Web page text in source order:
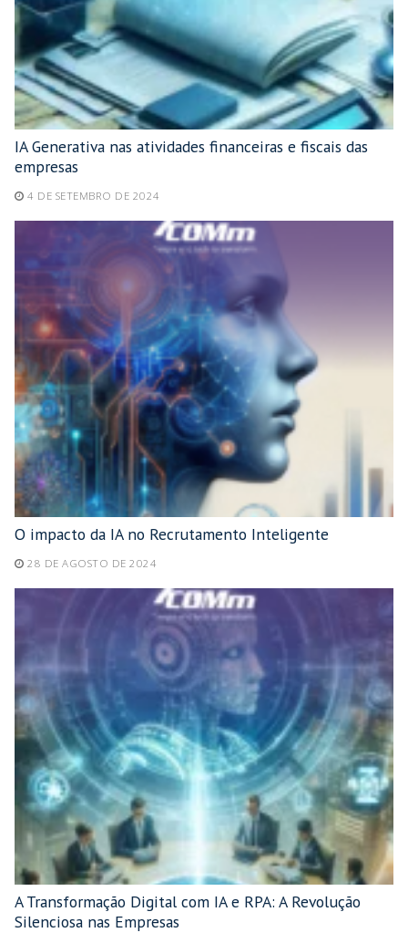
IA Generativa nas atividades financeiras e fiscais das
empresas
4 DE SETEMBRO DE 2024
O impacto da IA no Recrutamento Inteligente
28 DE AGOSTO DE 2024
A Transformação Digital com IA e RPA: A Revolução
Silenciosa nas Empresas